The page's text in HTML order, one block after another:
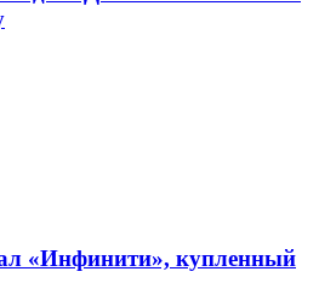
«Инфинити», купленный